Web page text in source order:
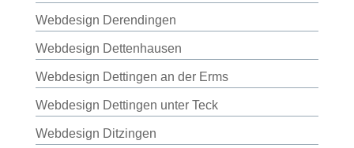
Webdesign Derendingen
Webdesign Dettenhausen
Webdesign Dettingen an der Erms
Webdesign Dettingen unter Teck
Webdesign Ditzingen